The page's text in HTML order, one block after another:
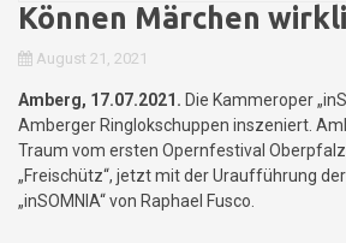
Können Märchen
August 21, 2021
Amberg, 17.07.2021. Die Kammeroper
Amberger Ringlokschuppen inszeniert.
Traum vom ersten Opernfestival
„Freischütz“, jetzt mit der Uraufführung
„inSOMNIA“ von Raphael Fusco.